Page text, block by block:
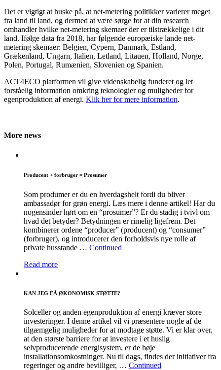
Det er vigtigt at huske på, at net-metering politikker varierer meget
fra land til land, og dermed at være sørge for at din research
omhandler hvilke net-metering skemaer der er tilstrækkelige i dit
land. Ifølge data fra 2018, har følgende europæiske lande net-
metering skemaer: Belgien, Cypern, Danmark, Estland,
Grækenland, Ungarn, Italien, Letland, Litauen, Holland, Norge,
Polen, Portugal, Rumænien, Slovenien og Spanien.
ACT4ECO platformen vil give videnskabelig funderet og let
forståelig information omkring teknologier og muligheder for
egenproduktion af energi. Klik her for mere information.
More news
Producent + forbruger = Prosumer
Som produmer er du en hverdagshelt fordi du bliver
ambassadør for grøn energi. Læs mere i denne artikel! Har du
nogensinder hørt om en “prosumer”? Er du stadig i tvivl om
hvad det betyder? Betydningen er rimelig ligefrem. Det
kombinerer ordene “producer” (producent) og “consumer”
(forbruger), og introducerer den forholdsvis nye rolle af
private husstande … Continued
Read more
KAN JEG FÅ ØKONOMISK STØTTE?
Solceller og anden egenproduktion af energi kræver store
investeringer. I denne artikel vil vi præsentere nogle af de
tilgæmgelig muligheder for at modtage støtte. Vi er klar over,
at den største barriere for at investere i et huslig
selvproducerende energisystem, er de høje
installationsomkostninger. Nu til dags, findes der initiativer fra
regeringer og andre bevilliger, … Continued